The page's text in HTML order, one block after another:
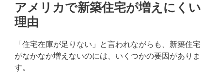
アメリカで新築住宅が増えにくい
理由
「住宅在庫が足りない」と言われながらも、新築住宅
がなかなか増えないのには、いくつかの要因がありま
す。